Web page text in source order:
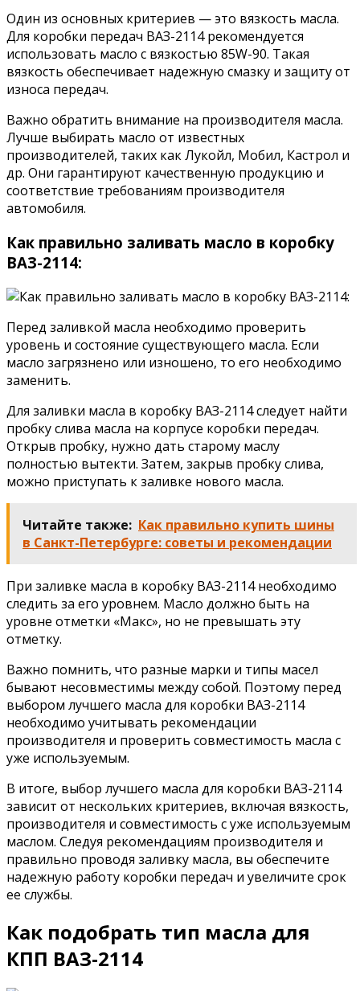
Один из основных критериев — это вязкость масла.
Для коробки передач ВАЗ-2114 рекомендуется
использовать масло с вязкостью 85W-90. Такая
вязкость обеспечивает надежную смазку и защиту от
износа передач.
Важно обратить внимание на производителя масла.
Лучше выбирать масло от известных
производителей, таких как Лукойл, Мобил, Кастрол и
др. Они гарантируют качественную продукцию и
соответствие требованиям производителя
автомобиля.
Как правильно заливать масло в коробку
ВАЗ-2114:
Перед заливкой масла необходимо проверить
уровень и состояние существующего масла. Если
масло загрязнено или изношено, то его необходимо
заменить.
Для заливки масла в коробку ВАЗ-2114 следует найти
пробку слива масла на корпусе коробки передач.
Открыв пробку, нужно дать старому маслу
полностью вытекти. Затем, закрыв пробку слива,
можно приступать к заливке нового масла.
Читайте также: Как правильно купить шины
в Санкт-Петербурге: советы и рекомендации
При заливке масла в коробку ВАЗ-2114 необходимо
следить за его уровнем. Масло должно быть на
уровне отметки «Макс», но не превышать эту
отметку.
Важно помнить, что разные марки и типы масел
бывают несовместимы между собой. Поэтому перед
выбором лучшего масла для коробки ВАЗ-2114
необходимо учитывать рекомендации
производителя и проверить совместимость масла с
уже используемым.
В итоге, выбор лучшего масла для коробки ВАЗ-2114
зависит от нескольких критериев, включая вязкость,
производителя и совместимость с уже используемым
маслом. Следуя рекомендациям производителя и
правильно проводя заливку масла, вы обеспечите
надежную работу коробки передач и увеличите срок
ее службы.
Как подобрать тип масла для
КПП ВАЗ-2114